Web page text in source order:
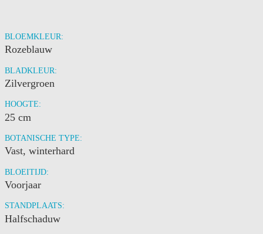
BLOEMKLEUR:
Rozeblauw
BLADKLEUR:
Zilvergroen
HOOGTE:
25 cm
BOTANISCHE TYPE:
Vast, winterhard
BLOEITIJD:
Voorjaar
STANDPLAATS:
Halfschaduw